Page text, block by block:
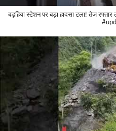
बड़हिया स्टेशन पर बड़ा हादसा टला! तेज